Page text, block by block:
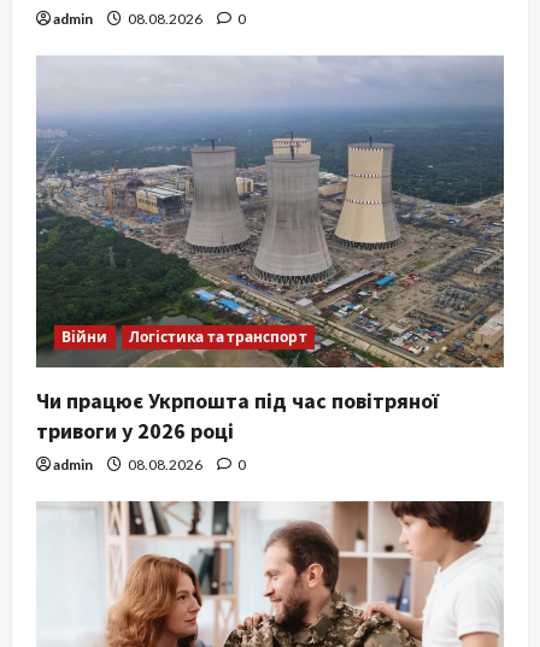
admin 08.08.2026 0
Війни Логістика та транспорт
Чи працює Укрпошта під час повітряної
тривоги у 2026 році
admin 08.08.2026 0